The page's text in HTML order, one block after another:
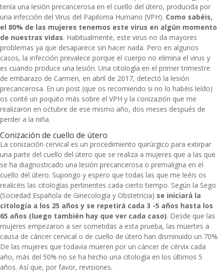
tenía una lesión precancerosa en el cuello del útero, producida por
una infección del Virus del Papiloma Humano (VPH). Como sabéis,
el 80% de las mujeres tenemos este virus en algún momento
de nuestras vidas. Habitualmente, este virus no da mayores
problemas ya que desaparece sin hacer nada. Pero en algunos
casos, la infección prevalece porque el cuerpo no elimina el virus y
es cuando produce una lesión. Una citología en el primer trimestre
de embarazo de Carmen, en abril de 2017, detectó la lesión
precancerosa. En un post (que os recomiendo si no lo habéis leído)
os conté un poquito más sobre el VPH y la conizazión que me
realizaron en octubre de ese mismo año, dos meses después de
perder a la niña.
Conización de cuello de útero
La conización cervical es un procedimiento quirúrgico para extirpar
una parte del cuello del útero que se realiza a mujeres que a las que
se ha diagnosticado una lesión precancerosa o premaligna en el
cuello del útero. Supongo y espero que todas las que me leéis os
realicéis las citologías pertinentes cada cierto tiempo. Según la Sego
(Sociedad Española de Ginecología y Obstetricia) se iniciará la
citología a los 25 años y se repetirá cada 3 -5 años hasta los
65 años (luego también hay que ver cada caso). Desde que las
mujeres empezaron a ser sometidas a esta prueba, las muertes a
causa de cáncer cervical o de cuello de útero han disminuido un 70%.
De las mujeres que todavía mueren por un cáncer de cérvix cada
año, más del 50% no se ha hecho una citología en los últimos 5
años. Así que, por favor, revisiones.